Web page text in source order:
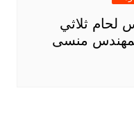
لحام ثلاثي